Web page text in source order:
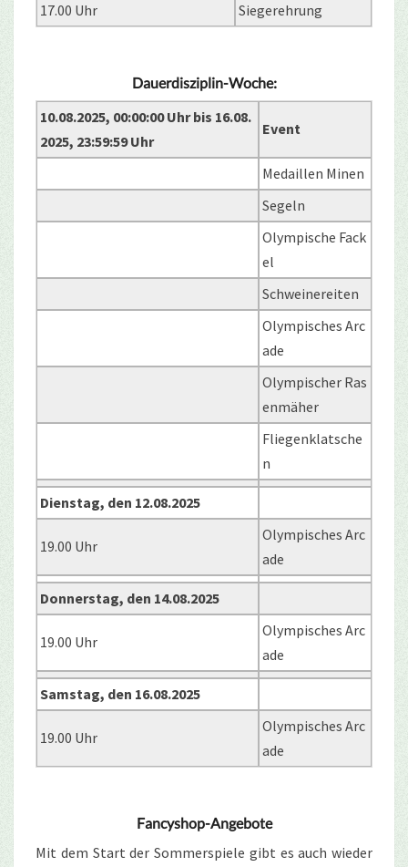
17.00 Uhr
Siegerehrung
Dauerdisziplin-Woche:
10.08.2025, 00:00:00 Uhr bis 16.08.
2025, 23:59:59 Uhr
Event
Medaillen Minen
Segeln
Olympische Fack
el
Schweinereiten
Olympisches Arc
ade
Olympischer Ras
enmäher
Fliegenklatsche
n
Dienstag, den 12.08.2025
19.00 Uhr
Olympisches Arc
ade
Donnerstag, den 14.08.2025
19.00 Uhr
Olympisches Arc
ade
Samstag, den 16.08.2025
19.00 Uhr
Olympisches Arc
ade
Fancyshop-Angebote
Mit dem Start der Sommerspiele gibt es auch wieder